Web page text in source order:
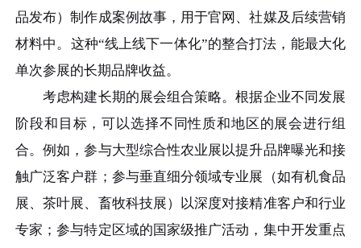
品发布）制作成案例故事，用于官网、社媒及后续营销
材料中。这种“线上线下一体化”的整合打法，能最大化
单次参展的长期品牌收益。
考虑构建长期的展会组合策略。根据企业不同发展
阶段和目标，可以选择不同性质和地区的展会进行组
合。例如，参与大型综合性农业展以提升品牌曝光和接
触广泛客户群；参与垂直细分领域专业展（如有机食品
展、茶叶展、畜牧科技展）以深度对接精准客户和行业
专家；参与特定区域的国家级推广活动，集中开发重点